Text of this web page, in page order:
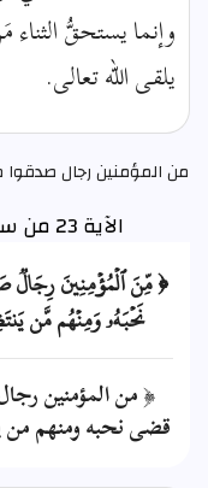
وإنما يستحقُّ
يلقى الله تعالى.
من المؤمنين رجال
الآية 23 من سورة الأحزاب
﴿ مِّنَ ٱلۡمُؤۡمِنِينَ رِجَالٞ
نَحۡبَهُۥ وَمِنۡهُم مَّن
﴿ من المؤمنين
قضى نحبه ومنهم من